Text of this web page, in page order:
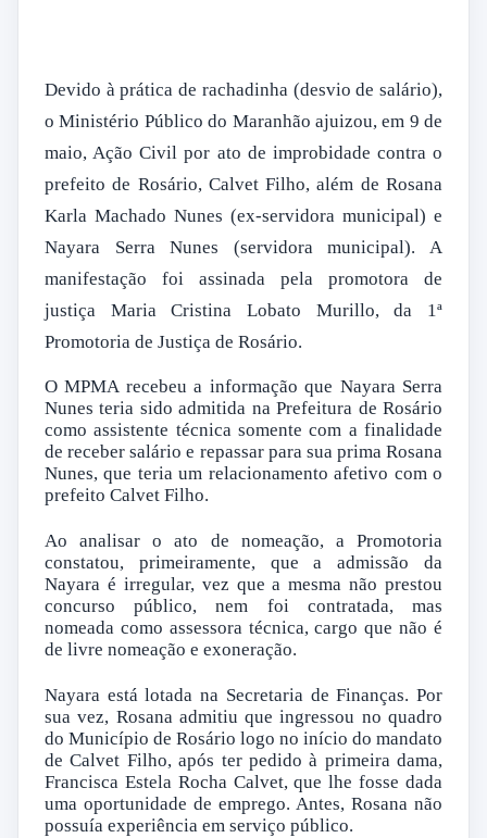
Devido à prática de rachadinha (desvio de salário),
o Ministério Público do Maranhão ajuizou, em 9 de
maio, Ação Civil por ato de improbidade contra o
prefeito de Rosário, Calvet Filho, além de Rosana
Karla Machado Nunes (ex-servidora municipal) e
Nayara Serra Nunes (servidora municipal). A
manifestação foi assinada pela promotora de
justiça Maria Cristina Lobato Murillo, da 1ª
Promotoria de Justiça de Rosário.
O MPMA recebeu a informação que Nayara Serra
Nunes teria sido admitida na Prefeitura de Rosário
como assistente técnica somente com a finalidade
de receber salário e repassar para sua prima Rosana
Nunes, que teria um relacionamento afetivo com o
prefeito Calvet Filho.
Ao analisar o ato de nomeação, a Promotoria
constatou, primeiramente, que a admissão da
Nayara é irregular, vez que a mesma não prestou
concurso público, nem foi contratada, mas
nomeada como assessora técnica, cargo que não é
de livre nomeação e exoneração.
Nayara está lotada na Secretaria de Finanças. Por
sua vez, Rosana admitiu que ingressou no quadro
do Município de Rosário logo no início do mandato
de Calvet Filho, após ter pedido à primeira dama,
Francisca Estela Rocha Calvet, que lhe fosse dada
uma oportunidade de emprego. Antes, Rosana não
possuía experiência em serviço público.